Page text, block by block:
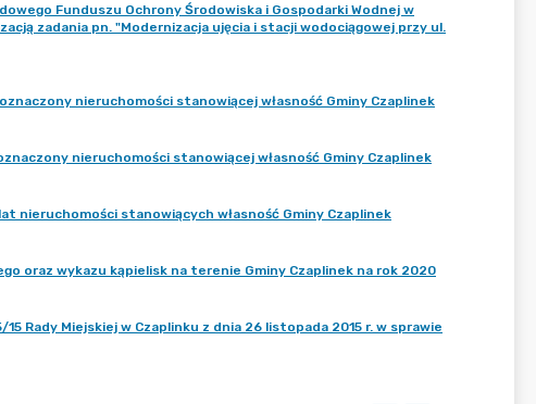
Funduszu Ochrony Środowiska i Gospodarki Wodnej w
zadania pn. "Modernizacja ujęcia i stacji wodociągowej przy ul.
nieruchomości stanowiącej własność Gminy Czaplinek
nieruchomości stanowiącej własność Gminy Czaplinek
nieruchomości stanowiących własność Gminy Czaplinek
oraz wykazu kąpielisk na terenie Gminy Czaplinek na rok 2020
Rady Miejskiej w Czaplinku z dnia 26 listopada 2015 r. w sprawie